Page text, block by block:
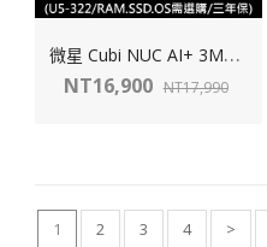
微
星 Cubi NUC AI+ 3MG-018BTW-B5322HXX(U5-322H【SSD.RAM.OS選購】)
NT16,900 NT17,990
1 2 3 4 >